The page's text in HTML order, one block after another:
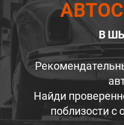
В
Найди
поблизости с